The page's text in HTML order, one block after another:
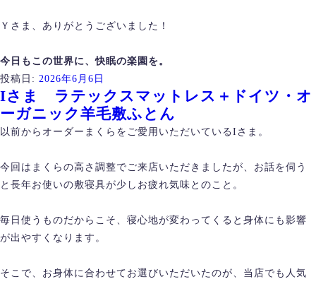
Ｙさま、ありがとうございました！
今日もこの世界に、快眠の楽園を。
投稿日: 2026年6月6日
Iさま ラテックスマットレス＋ドイツ・オ
ーガニック羊毛敷ふとん
以前からオーダーまくらをご愛用いただいているIさま。
今回はまくらの高さ調整でご来店いただきましたが、お話を伺う
と長年お使いの敷寝具が少しお疲れ気味とのこと。
毎日使うものだからこそ、寝心地が変わってくると身体にも影響
が出やすくなります。
そこで、お身体に合わせてお選びいただいたのが、当店でも人気